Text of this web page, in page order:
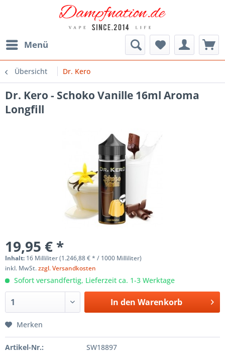
Menü
Übersicht Dr. Kero
Dr. Kero - Schoko Vanille 16ml Aroma
Longfill
19,95 € *
Inhalt: 16 Milliliter (1.246,88 € * / 1000 Milliliter)
inkl. MwSt.zzgl. Versandkosten
Sofort versandfertig, Lieferzeit ca. 1-3 Werktage
In den Warenkorb
Merken
Artikel-Nr.: SW18897